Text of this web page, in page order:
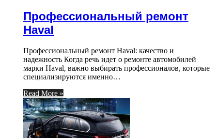
Профессиональный ремонт
Haval
Профессиональный ремонт Haval: качество и
надежность Когда речь идет о ремонте автомобилей
марки Haval, важно выбирать профессионалов, которые
специализируются именно…
Read More »